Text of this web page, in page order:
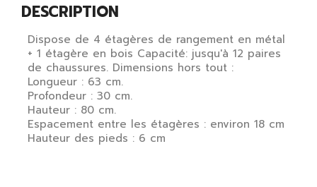
DESCRIPTION
Dispose de 4 étagères de rangement en métal
+ 1 étagère en bois Capacité: jusqu'à 12 paires
de chaussures. Dimensions hors tout :
Longueur : 63 cm.
Profondeur : 30 cm.
Hauteur : 80 cm.
Espacement entre les étagères : environ 18 cm
Hauteur des pieds : 6 cm
S'identifier
Vous devez être connecté pour enregistrer des